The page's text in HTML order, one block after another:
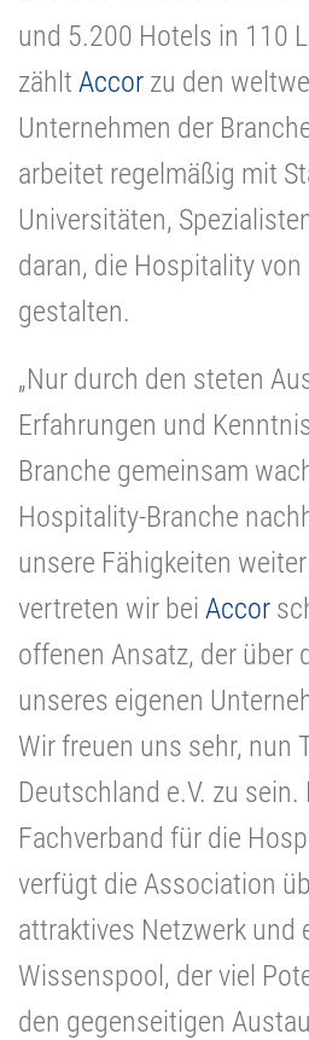
und 5.200 Hotels in 110
zählt Accor zu den
Unternehmen der
arbeitet regelmäßig mit
Universitäten,
daran, die Hospitality von
gestalten.
„Nur durch den steten
Erfahrungen und
Branche gemeinsam
Hospitality-Branche
unsere Fähigkeiten
vertreten wir bei Accor
offenen Ansatz, der über
unseres eigenen
Wir freuen uns sehr, nun
Deutschland e.V. zu sein.
Fachverband für die
verfügt die Association
attraktives Netzwerk und
Wissenspool, der viel
den gegenseitigen